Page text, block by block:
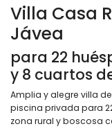
Villa Casa
Jávea
para 22
y 8 cuartos
Amplia y alegre villa
piscina privada para
zona rural y boscosa